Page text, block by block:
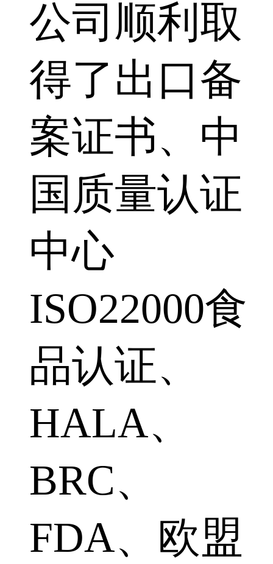
公司顺利取
得了出口备
案证书、中
国质量认证
中心
ISO22000食
品认证、
HALA、
BRC、
FDA、欧盟